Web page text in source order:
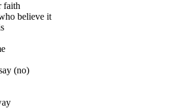
faith
believe it
(no)